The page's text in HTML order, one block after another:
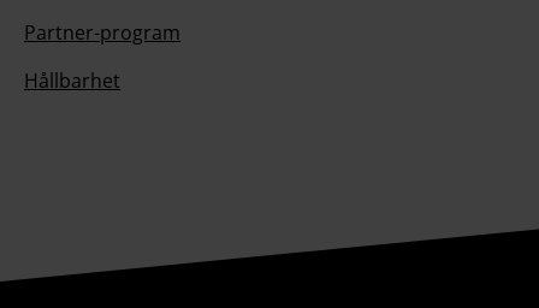
Partner-program
Hållbarhet